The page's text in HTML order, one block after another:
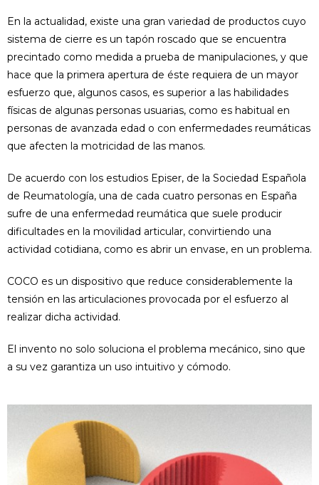
En la actualidad, existe una gran variedad de productos cuyo
sistema de cierre es un tapón roscado que se encuentra
precintado como medida a prueba de manipulaciones, y que
hace que la primera apertura de éste requiera de un mayor
esfuerzo que, algunos casos, es superior a las habilidades
físicas de algunas personas usuarias, como es habitual en
personas de avanzada edad o con enfermedades reumáticas
que afecten la motricidad de las manos.
De acuerdo con los estudios Episer, de la Sociedad Española
de Reumatología, una de cada cuatro personas en España
sufre de una enfermedad reumática que suele producir
dificultades en la movilidad articular, convirtiendo una
actividad cotidiana, como es abrir un envase, en un problema.
COCO es un dispositivo que reduce considerablemente la
tensión en las articulaciones provocada por el esfuerzo al
realizar dicha actividad.
El invento no solo soluciona el problema mecánico, sino que
a su vez garantiza un uso intuitivo y cómodo.